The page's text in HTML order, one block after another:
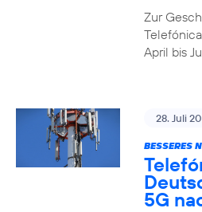
Zur
April bis
28. Juli
BESSERES
5G